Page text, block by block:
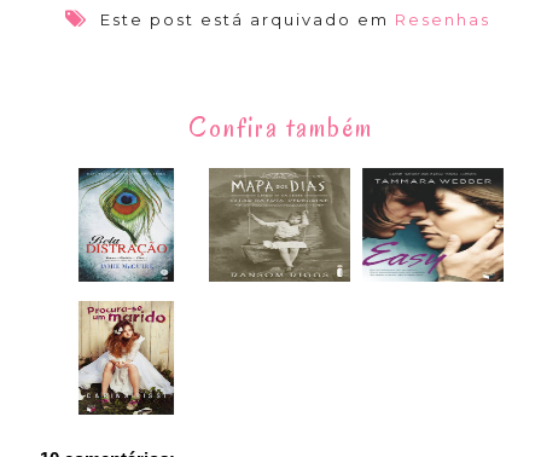
Este post está arquivado em Resenhas
Confira também